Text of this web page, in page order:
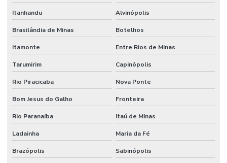
Serviço De Pintura Em Edificações
Serviço especializado de elétrica
Serviço Especializado Em Manutenção Preventiva
Serviço especializado de engenharia
Serviço especializado de manutenção
Serviço de facilities
Serviço de facilities industrial
Serviço de infraestrutura
Itanhandu Alvinópolis
Brasilândia de Minas Botelhos
Itamonte Entre Rios de Minas
Tarumirim Capinópolis
Rio Piracicaba Nova Ponte
Bom Jesus do Galho Fronteira
Rio Paranaíba Itaú de Minas
Ladainha Maria da Fé
Brazópolis Sabinópolis